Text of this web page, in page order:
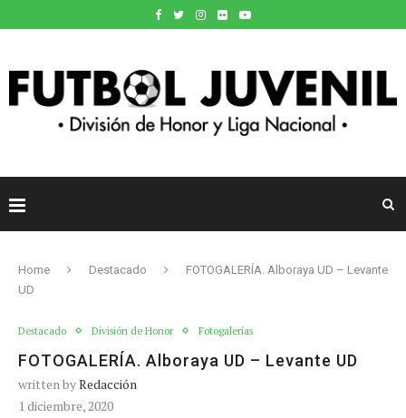
Home Destacado
FOTOGALERÍA. Alboraya UD – Levante
UD
Destacado División de Honor Fotogalerías
FOTOGALERÍA. Alboraya UD – Levante UD
written byRedacción
1 diciembre, 2020